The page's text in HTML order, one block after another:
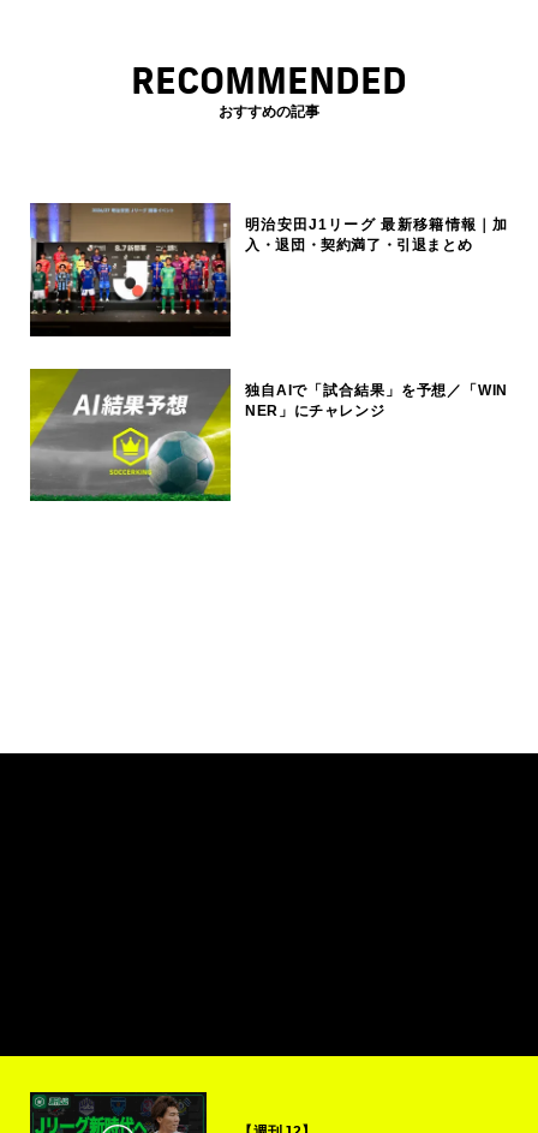
RECOMMENDED
おすすめの記事
明治安田J1リーグ 最新移籍情報｜加
入・退団・契約満了・引退まとめ
独自AIで「試合結果」を予想／「WIN
NER」にチャレンジ